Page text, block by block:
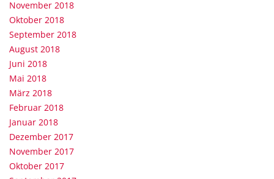
November 2018
Oktober 2018
September 2018
August 2018
Juni 2018
Mai 2018
März 2018
Februar 2018
Januar 2018
Dezember 2017
November 2017
Oktober 2017